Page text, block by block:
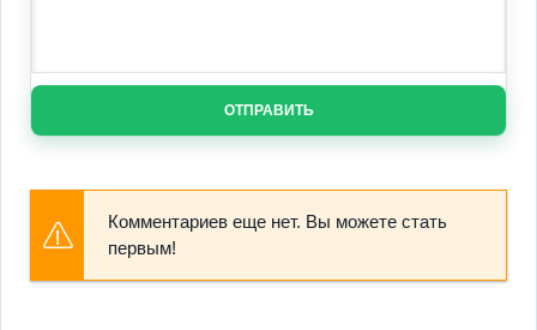
ОТПРАВИТЬ
Комментариев еще нет. Вы можете стать
первым!